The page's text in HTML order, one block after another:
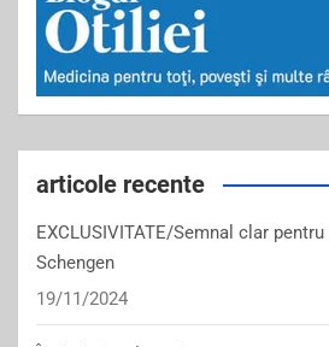
articole recente
EXCLUSIVITATE/Semnal clar
Schengen
19/11/2024